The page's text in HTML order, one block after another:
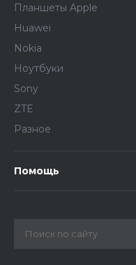
Планшеты Apple
Huawei
Nokia
Ноутбуки
Sony
ZTE
Разное
Помощь